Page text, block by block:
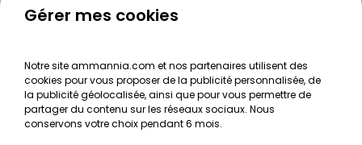
Le journal d'Ammannia
Recherche de Notices de produits
Mentions légales
Conditions générales de vente
Gérer mes cookies
Notre site ammannia.com et nos partenaires utilisent des
cookies pour vous proposer de la publicité personnalisée, de
la publicité géolocalisée, ainsi que pour vous permettre de
partager du contenu sur les réseaux sociaux. Nous
conservons votre choix pendant 6 mois.